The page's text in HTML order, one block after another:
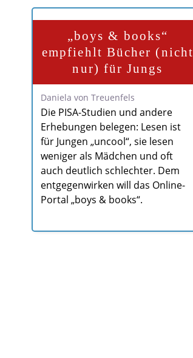
„boys & books“
empfiehlt Bücher (nicht
nur) für Jungs
Daniela von Treuenfels
Die PISA-Studien und andere
Erhebungen belegen: Lesen ist
für Jungen „uncool“, sie lesen
weniger als Mädchen und oft
auch deutlich schlechter. Dem
entgegenwirken will das Online-
Portal „boys & books“.